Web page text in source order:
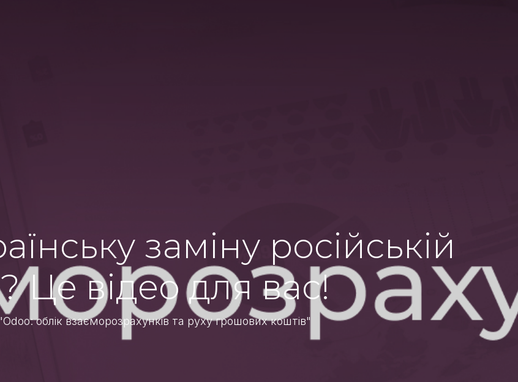
заміну російській
Це відео для вас!
облік взаєморозрахунків та руху грошових коштів"